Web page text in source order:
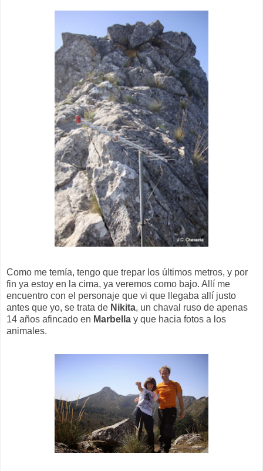
Como me temía, tengo que trepar los últimos metros, y por
fin ya estoy en la cima, ya veremos como bajo. Allí me
encuentro con el personaje que vi que llegaba allí justo
antes que yo, se trata de Nikita, un chaval ruso de apenas
14 años afincado en Marbella y que hacia fotos a los
animales.